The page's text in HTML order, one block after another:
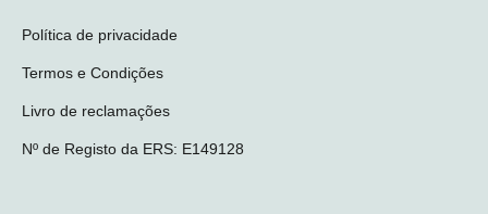
Política de privacidade
Termos e Condições
Livro de reclamações
Nº de Registo da ERS: E149128